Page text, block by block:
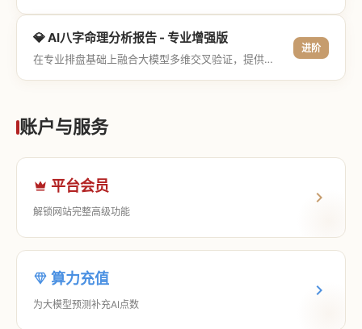
💎 AI八字命理分析报告 - 专业增强版
在专业排盘基础上融合大模型多维交叉验证，提供更详尽的流年推演、应期运筹、象意深度剖析，以及全方位的运筹决策指导。
进阶
账户与服务
平台会员
解锁网站完整高级功能
算力充值
为大模型预测补充AI点数